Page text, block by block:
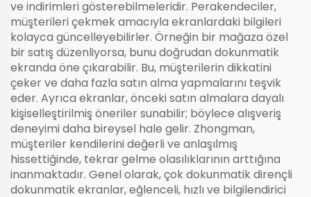
ve indirimleri gösterebilmeleridir. Perakendeciler,
müşterileri çekmek amacıyla ekranlardaki bilgileri
kolayca güncelleyebilirler. Örneğin bir mağaza özel
bir satış düzenliyorsa, bunu doğrudan dokunmatik
ekranda öne çıkarabilir. Bu, müşterilerin dikkatini
çeker ve daha fazla satın alma yapmalarını teşvik
eder. Ayrıca ekranlar, önceki satın almalara dayalı
kişiselleştirilmiş öneriler sunabilir; böylece alışveriş
deneyimi daha bireysel hale gelir. Zhongman,
müşteriler kendilerini değerli ve anlaşılmış
hissettiğinde, tekrar gelme olasılıklarının arttığına
inanmaktadır. Genel olarak, çok dokunmatik dirençli
dokunmatik ekranlar, eğlenceli, hızlı ve bilgilendirici